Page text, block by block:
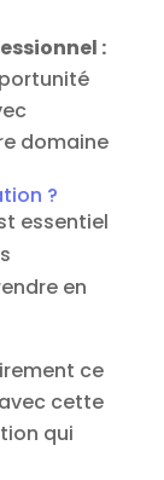
:
domaine
?
essentiel
en
ce
cette
qui